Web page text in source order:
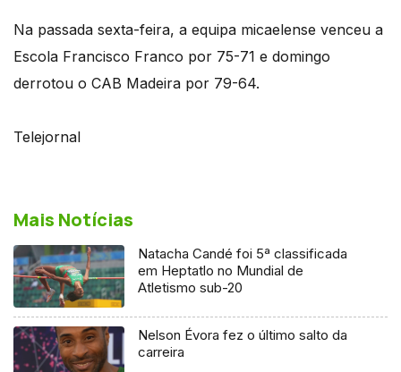
Na passada sexta-feira, a equipa micaelense venceu a
Escola Francisco Franco por 75-71 e domingo
derrotou o CAB Madeira por 79-64.
Telejornal
Mais Notícias
Natacha Candé foi 5ª classificada
em Heptatlo no Mundial de
Atletismo sub-20
Nelson Évora fez o último salto da
carreira